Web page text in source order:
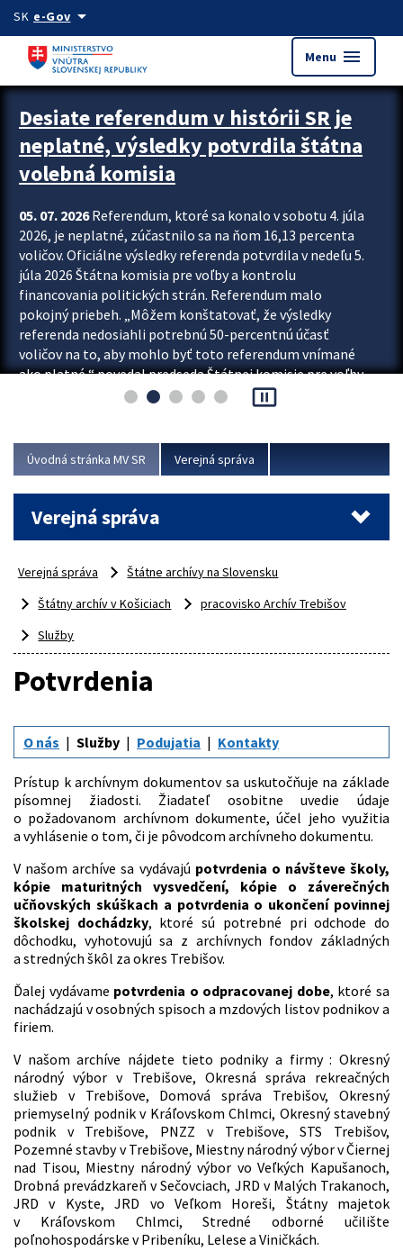
Preskocit na hlavný obsah
SK e-Govarrow_drop_down
Menu menu
Zastavit automatický posun upútavok
Desiate referendum v histórii SR je
neplatné, výsledky potvrdila štátna
volebná komisia
05. 07. 2026Referendum, ktoré sa konalo v sobotu 4. júla
2026, je neplatné, zúčastnilo sa na ňom 16,13 percenta
voličov. Oficiálne výsledky referenda potvrdila v nedeľu 5.
júla 2026 Štátna komisia pre voľby a kontrolu
financovania politických strán. Referendum malo
pokojný priebeh. „Môžem konštatovať, že výsledky
referenda nedosiahli potrebnú 50-percentnú účasť
voličov na to, aby mohlo byť toto referendum vnímané
ako platné,“ povedal predseda Štátnej komisie pre voľby
a kontrolu financovania politických...
pause_presentation
Úvodná stránka MV SR Verejná správa
Verejná správa
Verejná správa
Štátne archívy na Slovensku
Štátny archív v Košiciach
pracovisko Archív Trebišov
Služby
Potvrdenia
O nás Služby Podujatia Kontakty
Prístup k archívnym dokumentov sa uskutočňuje na základe
písomnej žiadosti. Žiadateľ osobitne uvedie údaje
o požadovanom archívnom dokumente, účel jeho využitia
a vyhlásenie o tom, či je pôvodcom archívneho dokumentu.
V našom archíve sa vydávajú potvrdenia o návšteve školy,
kópie maturitných vysvedčení, kópie o záverečných
učňovských skúškach a potvrdenia o ukončení povinnej
školskej dochádzky, ktoré sú potrebné pri odchode do
dôchodku, vyhotovujú sa z archívnych fondov základných
a stredných škôl za okres Trebišov.
Ďalej vydávame potvrdenia o odpracovanej dobe, ktoré sa
nachádzajú v osobných spisoch a mzdových listov podnikov a
firiem.
V našom archíve nájdete tieto podniky a firmy : Okresný
národný výbor v Trebišove, Okresná správa rekreačných
služieb v Trebišove, Domová správa Trebišov, Okresný
priemyselný podnik v Kráľovskom Chlmci, Okresný stavebný
podnik v Trebišove, PNZZ v Trebišove, STS Trebišov,
Pozemné stavby v Trebišove, Miestny národný výbor v Čiernej
nad Tisou, Miestny národný výbor vo Veľkých Kapušanoch,
Drobná prevádzkareň v Sečovciach, JRD v Malých Trakanoch,
JRD v Kyste, JRD vo Veľkom Horeši, Štátny majetok
v Kráľovskom Chlmci, Stredné odborné učilište
poľnohospodárske v Pribeníku, Lelese a Viničkách.